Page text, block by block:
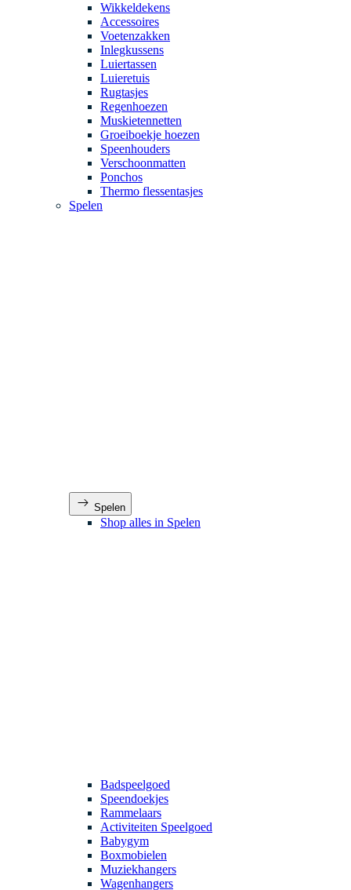
Wikkeldekens
Accessoires
Voetenzakken
Inlegkussens
Luiertassen
Luieretuis
Rugtasjes
Regenhoezen
Muskietennetten
Groeiboekje hoezen
Speenhouders
Verschoonmatten
Ponchos
Thermo flessentasjes
Spelen
Spelen
Shop alles in Spelen
Badspeelgoed
Speendoekjes
Rammelaars
Activiteiten Speelgoed
Babygym
Boxmobielen
Muziekhangers
Wagenhangers